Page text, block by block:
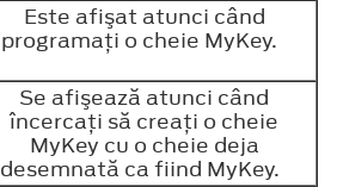
Este afişat atunci când
programaţi o cheie MyKey.
Se afişează atunci când
încercaţi să creaţi o cheie
MyKey cu o cheie deja
desemnată ca fiind MyKey.